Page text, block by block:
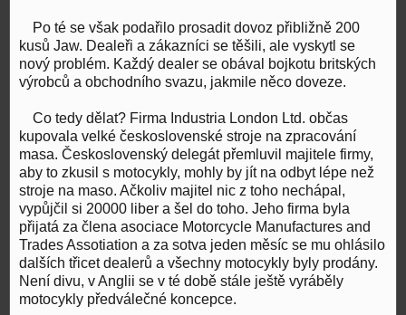
Po té se však podařilo prosadit dovoz přibližně 200
kusů Jaw. Dealeři a zákazníci se těšili, ale vyskytl se
nový problém. Každý dealer se obával bojkotu britských
výrobců a obchodního svazu, jakmile něco doveze.
Co tedy dělat? Firma Industria London Ltd. občas
kupovala velké československé stroje na zpracování
masa. Československý delegát přemluvil majitele firmy,
aby to zkusil s motocykly, mohly by jít na odbyt lépe než
stroje na maso. Ačkoliv majitel nic z toho nechápal,
vypůjčil si 20000 liber a šel do toho. Jeho firma byla
přijatá za člena asociace Motorcycle Manufactures and
Trades Assotiation a za sotva jeden měsíc se mu ohlásilo
dalších třicet dealerů a všechny motocykly byly prodány.
Není divu, v Anglii se v té době stále ještě vyráběly
motocykly předválečné koncepce.